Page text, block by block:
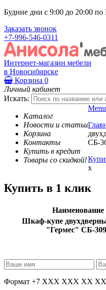
Будние дни с 9:00 до 20:00
Заказать звонок
+7-996-546-0311
Интернет-магазин мебели
в Новосибирске
Корзина 0
Личный кабинет
Искать:
Каталог
Новости и статьи
Корзина
Контакты
Купить в кредит
Товары со скидкой!
Menu
СБ-
x
Купить в 1 клик
Наименование
Шкаф-купе
"Гермес" СБ-
Формат +7 XXX XXX XX XX